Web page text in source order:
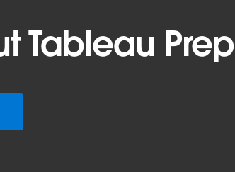
Tableau Prep